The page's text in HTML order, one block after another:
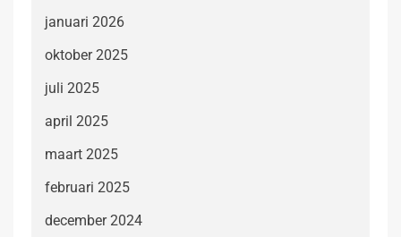
januari 2026
oktober 2025
juli 2025
april 2025
maart 2025
februari 2025
december 2024